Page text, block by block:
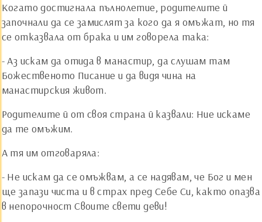
Когато достигнала пълнолетие, родителите й
започнали да се замислят за кого да я омъжат, но тя
се отказвала от брака и им говорела така:
- Аз искам да отида в манастир, да слушам там
Божественото Писание и да видя чина на
манастирския живот.
Родителите й от своя страна й казвали: Ние искаме
да те омъжим.
А тя им отговаряла:
- Не искам да се омъжвам, а се надявам, че Бог и мен
ще запази чиста и в страх пред Себе Си, както опазва
в непорочност Своите свети деви!